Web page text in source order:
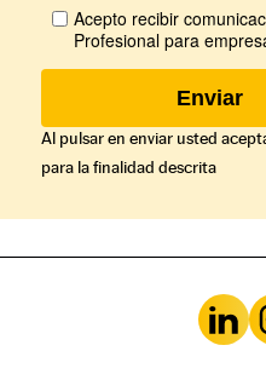
Al pulsar en enviar usted
para la finalidad descrita